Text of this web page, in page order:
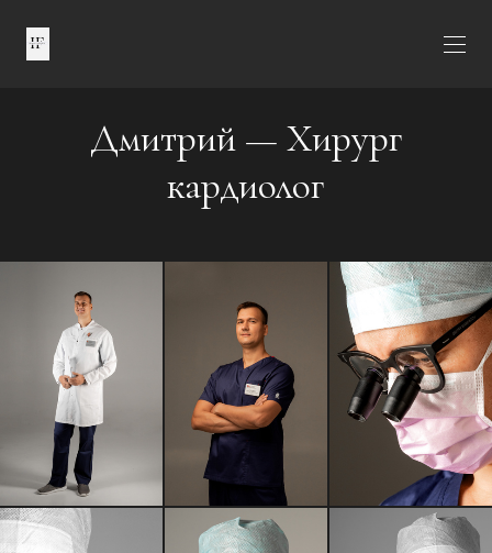
Дмитрий — Хирург
кардиолог